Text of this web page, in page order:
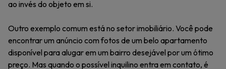
ao invés do objeto em si.
Outro exemplo comum está no setor imobiliário. Você pode
encontrar um anúncio com fotos de um belo apartamento
disponível para alugar em um bairro desejável por um ótimo
preço. Mas quando o possível inquilino entra em contato, é